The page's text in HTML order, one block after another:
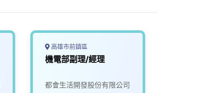
高雄市前鎮區
機電部副理/經理
都會生活開發股份有限公司